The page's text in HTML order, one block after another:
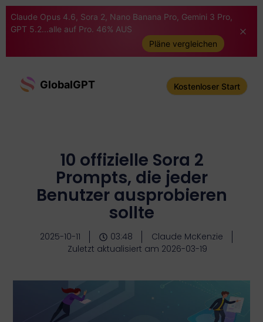
Claude Opus 4.6, Sora 2, Nano Banana Pro, Gemini 3 Pro,
GPT 5.2...alle auf Pro. 46% AUS
Pläne vergleichen
GlobalGPT Kostenloser Start
10 offizielle Sora 2
Prompts, die jeder
Benutzer ausprobieren
sollte
2025-10-11 03:48
Claude McKenzie
Zuletzt aktualisiert am 2026-03-19